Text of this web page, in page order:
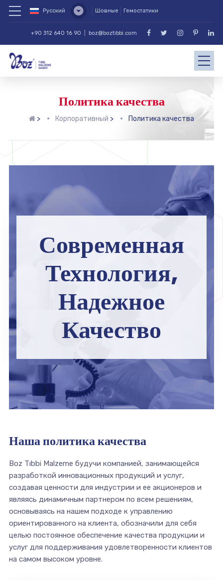
Русский Шовные Гемостатики
+90 312 640 16 90 boz@boztibbi.com
Политика качества
> Корпоративный > Политика качества
Современная
Технология,
Надежное
Качество
Наша политика качества
Boz Tıbbi Malzeme будучи компанией, занимающейся
разработкой инновационных продукций и услуг,
создавая ценности для индустрии и ее акционеров и
являясь динамичным партнером по всем решениям,
основываясь на нашем подходе к управлению
ориентированного на клиента, обозначили для себя
целью постоянное обеспечение качества продукции и
услуг для поддерживания удовлетворенности клиентов
на самом высоком уровне.